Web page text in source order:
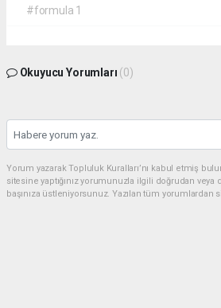
#formula 1
Okuyucu Yorumları (0)
Yorum yazarak Topluluk Kuralları’nı kabul etmiş
sitesine yaptığınız yorumunuzla ilgili doğrudan
başınıza üstleniyorsunuz. Yazılan tüm